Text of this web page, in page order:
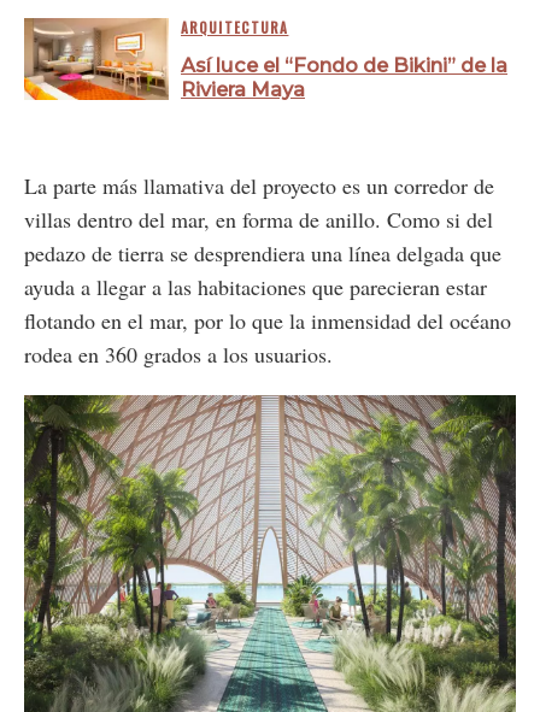
ARQUITECTURA
Así luce el “Fondo de Bikini” de la
Riviera Maya
La parte más llamativa del proyecto es un corredor de
villas dentro del mar, en forma de anillo. Como si del
pedazo de tierra se desprendiera una línea delgada que
ayuda a llegar a las habitaciones que parecieran estar
flotando en el mar, por lo que la inmensidad del océano
rodea en 360 grados a los usuarios.